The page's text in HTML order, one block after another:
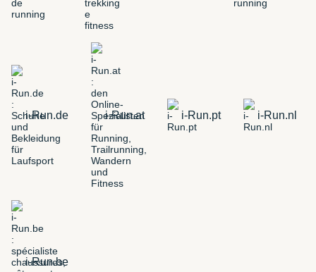
i-Run.de i-Run.at i-Run.pt i-Run.nl
i-Run.be